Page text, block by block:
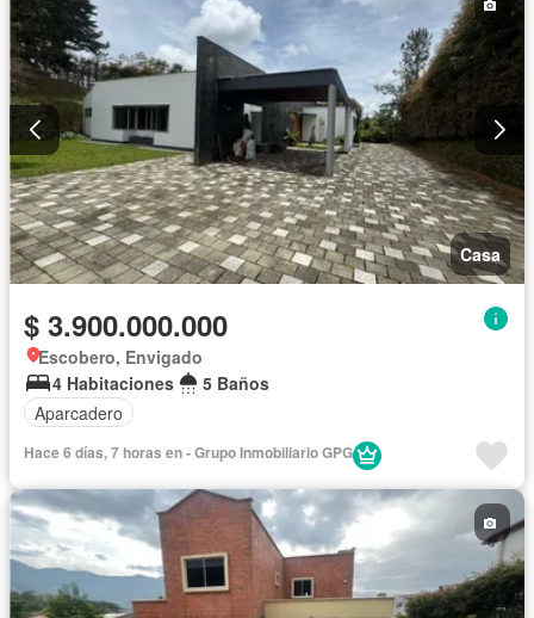
Casa
$ 3.900.000.000
Escobero, Envigado
4 Habitaciones
5 Baños
Aparcadero
Hace 6 días, 7 horas en - Grupo Inmobiliario GPG